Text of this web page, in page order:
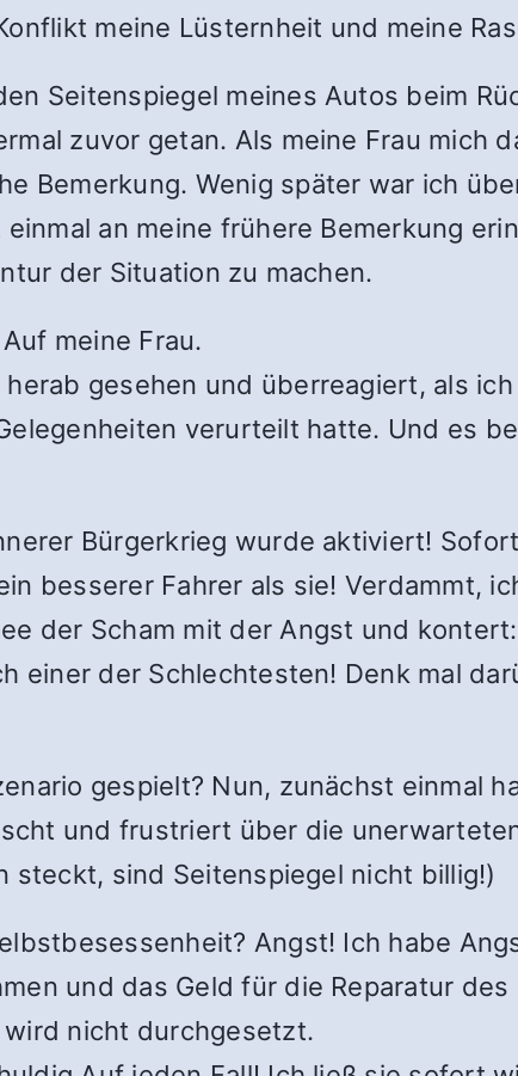
meine Lüsternheit und meine
Seitenspiegel meines Autos beim
zuvor getan. Als meine Frau mich
Bemerkung. Wenig später war ich
an meine frühere Bemerkung
der Situation zu machen.
meine Frau.
gesehen und überreagiert, als
verurteilt hatte. Und es
Bürgerkrieg wurde aktiviert!
besserer Fahrer als sie! Verdammt,
der Scham mit der Angst und
einer der Schlechtesten! Denk mal
gespielt? Nun, zunächst einmal
und frustriert über die
steckt, sind Seitenspiegel nicht billig!)
Angst! Ich habe
und das Geld für die Reparatur
nicht durchgesetzt.